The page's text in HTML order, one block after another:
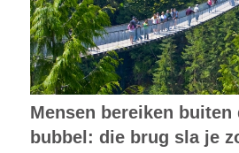
Mensen bereiken buiten
bubbel: die brug sla je